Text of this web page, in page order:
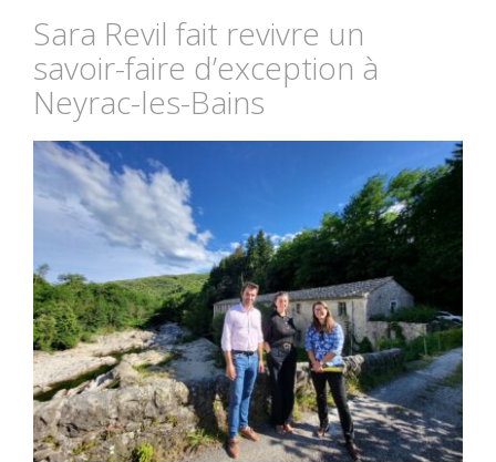
Sara Revil fait revivre un
savoir-faire d’exception à
Neyrac-les-Bains